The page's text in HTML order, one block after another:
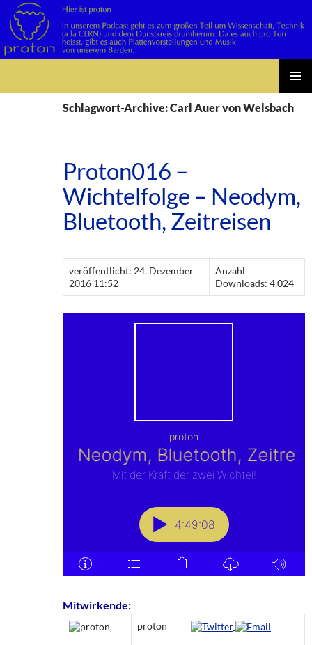
MENÜ
Schlagwort-Archive: Carl Auer von Welsbach
Proton016 –
Wichtelfolge – Neodym,
Bluetooth, Zeitreisen
veröffentlicht: 24. Dezember
2016 11:52
Anzahl
Downloads: 4.024
Mitwirkende:
proton